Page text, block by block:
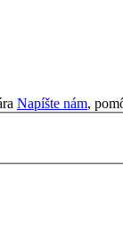
Napíšte nám,